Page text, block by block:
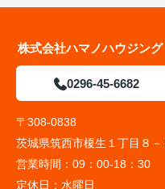
株式会社ハマノハウジン
0296-45-6682
〒308-0838
茨城県筑西市榎生１丁目８
営業時間： 09：00-18：30
定休日： 水曜日